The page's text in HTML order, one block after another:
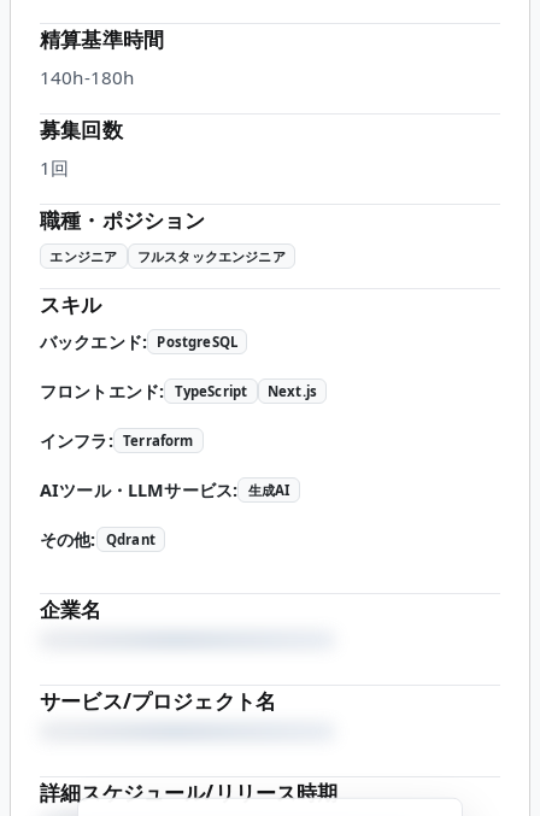
精算基準時間
140h-180h
募集回数
1回
職種・ポジション
エンジニア フルスタックエンジニア
スキル
バックエンド: PostgreSQL
フロントエンド: TypeScript Next.js
インフラ: Terraform
AIツール・LLMサービス: 生成AI
その他: Qdrant
企業名
サービス/プロジェクト名
詳細スケジュール/リリース時期